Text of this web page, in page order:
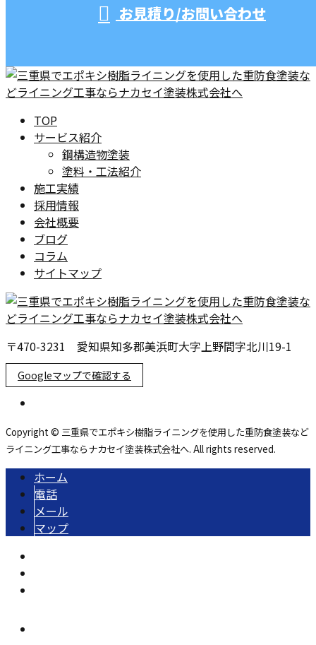
お見積り/お問い合わせ
TOP
サービス紹介
鋼構造物塗装
塗料・工法紹介
施工実績
採用情報
会社概要
ブログ
コラム
サイトマップ
〒470-3231 愛知県知多郡美浜町大字上野間字北川19-1
Googleマップで確認する
Copyright © 三重県でエポキシ樹脂ライニングを使用した重防食塗装など
ライニング工事ならナカセイ塗装株式会社へ. All rights reserved.
ホーム
電話
メール
マップ